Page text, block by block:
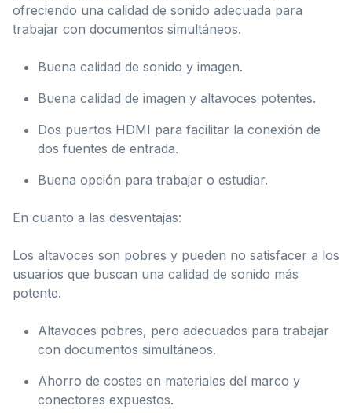
ofreciendo una calidad de sonido adecuada para
trabajar con documentos simultáneos.
Buena calidad de sonido y imagen.
Buena calidad de imagen y altavoces potentes.
Dos puertos HDMI para facilitar la conexión de
dos fuentes de entrada.
Buena opción para trabajar o estudiar.
En cuanto a las desventajas:
Los altavoces son pobres y pueden no satisfacer a los
usuarios que buscan una calidad de sonido más
potente.
Altavoces pobres, pero adecuados para trabajar
con documentos simultáneos.
Ahorro de costes en materiales del marco y
conectores expuestos.